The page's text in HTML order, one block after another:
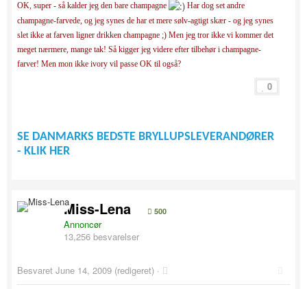
OK, super - så kalder jeg den bare champagne
Har dog set andre
champagne-farvede, og jeg synes de har et mere sølv-agtigt skær - og jeg synes
slet ikke at farven ligner drikken champagne ;) Men jeg tror ikke vi kommer det
meget nærmere, mange tak! Så kigger jeg videre efter tilbehør i champagne-
farver! Men mon ikke ivory vil passe OK til også?
0
SE DANMARKS BEDSTE BRYLLUPSLEVERANDØRER
- KLIK HER
Miss-Lena 500
Annoncør
13,256 besvarelser
Besvaret June 14, 2009 (redigeret) ·